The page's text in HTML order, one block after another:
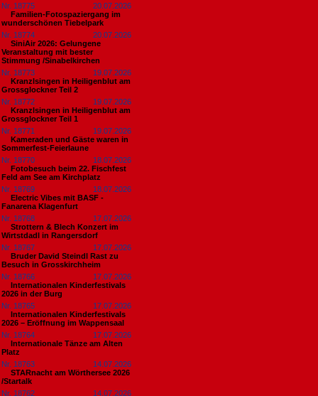
Nr. 18775
20.07.2026
Familien-Fotospaziergang im
wunderschönen Tiebelpark
Nr. 18774
20.07.2026
SiniAir 2026: Gelungene
Veranstaltung mit bester
Stimmung /Sinabelkirchen
Nr. 18773
19.07.2026
Kranzlsingen in Heiligenblut am
Grossglockner Teil 2
Nr. 18772
19.07.2026
Kranzlsingen in Heiligenblut am
Grossglockner Teil 1
Nr. 18771
19.07.2026
Kameraden und Gäste waren in
Sommerfest-Feierlaune
Nr. 18770
18.07.2026
Fotobesuch beim 22. Fischfest
Feld am See am Kirchplatz
Nr. 18769
18.07.2026
Electric Vibes mit BASF -
Fanarena Klagenfurt
Nr. 18768
17.07.2026
Strottern & Blech Konzert im
Wirtstdadl in Rangersdorf
Nr. 18767
17.07.2026
Bruder David Steindl Rast zu
Besuch in Grosskirchheim
Nr. 18766
17.07.2026
Internationalen Kinderfestivals
2026 in der Burg
Nr. 18765
17.07.2026
Internationalen Kinderfestivals
2026 – Eröffnung im Wappensaal
Nr. 18764
17.07.2026
Internationale Tänze am Alten
Platz
Nr. 18763
14.07.2026
STARnacht am Wörthersee 2026
/Startalk
Nr. 18762
14.07.2026